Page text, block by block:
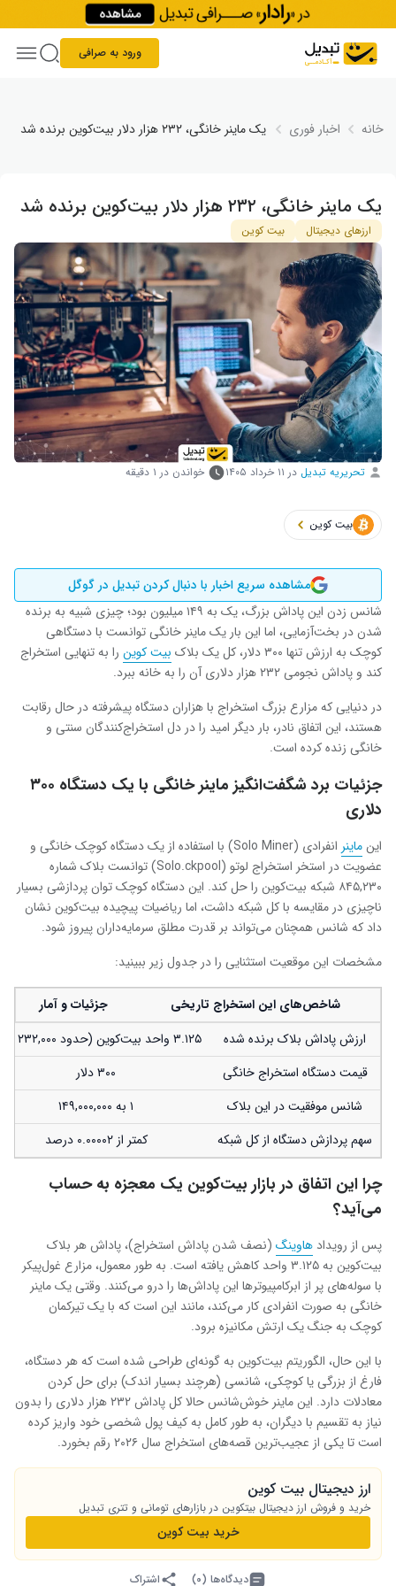
Skip to content
ورود به صرافی
خانه اخبار فوری یک ماینر خانگی، ۲۳۲ هزار دلار بیت‌کوین برنده شد
یک ماینر خانگی، ۲۳۲ هزار دلار بیت‌کوین برنده شد
ارزهای دیجیتال بیت کوین
تحریریه تبدیل در ۱۱ خرداد ۱۴۰۵ خواندن در ۱ دقیقه
بیت کوین
مشاهده سریع اخبار با دنبال کردن تبدیل در گوگل
شانس زدن این پاداش بزرگ، یک به ۱۴۹ میلیون بود؛ چیزی شبیه به برنده
شدن در بخت‌آزمایی، اما این بار یکماینر خانگی توانست با دستگاهی
کوچک به ارزش تنها ۳۰۰ دلار، کل یک بلاک
بیت‌ کوین را به تنهایی استخراج
کند و پاداش نجومی ۲۳۲ هزار دلاری آن را به خانه ببرد.
در دنیایی که مزارع بزرگ استخراج با هزاران دستگاه پیشرفته در حال رقابت
هستند، این اتفاق نادر، بار دیگر امید را در دل استخراج‌کنندگان سنتی و
خانگی زنده کرده است.
جزئیات برد شگفت‌انگیز ماینر
خانگی با یک دستگاه ۳۰۰
دلاری
اینماینر
انفرادی (Solo Miner) با استفاده از یک دستگاه کوچک خانگی و
عضویت در استخر استخراج لوتو (Solo.ckpool) توانست بلاک شماره
۸۴۵,۲۳۰ شبکه بیت‌کوین را حل کند. این دستگاه کوچک توان پردازشی بسیار
ناچیزی در مقایسه با کل شبکه داشت، اما ریاضیات پیچیده بیت‌کوین نشان
داد که شانس همچنان می‌تواند بر قدرت مطلق سرمایه‌داران پیروز شود.
مشخصات این موقعیت استثنایی را در جدول زیر ببینید:
شاخص‌های این استخراج تاریخی
جزئیات و آمار
ارزش پاداش بلاک برنده شده
۳.۱۲۵ واحد بیت‌کوین (حدود ۲۳۲,۰۰۰ دلار)
قیمت دستگاه استخراج خانگی
۳۰۰ دلار
شانس موفقیت در این بلاک
۱ به ۱۴۹,۰۰۰,۰۰۰
سهم پردازش دستگاه از کل شبکه
کمتر از ۰.۰۰۰۰۲ درصد
چرا این اتفاق در بازار بیت‌کوین یک معجزه به حساب
می‌آید؟
پس از رویداد هاوینگ (نصف شدن پاداش استخراج)، پاداش هر بلاک
بیت‌کوین به ۳.۱۲۵ واحد کاهش یافته است. به طور معمول، مزارع غول‌پیکر
با سوله‌های پر از ابرکامپیوترها این پاداش‌ها را درو می‌کنند. وقتی یکماینر
خانگی به صورت انفرادی کار می‌کند، مانند این است که با یک تیرکمان
کوچک به جنگ یک ارتش مکانیزه برود.
با این حال، الگوریتم بیت‌کوین به گونه‌ای طراحی شده است که هر دستگاه،
فارغ از بزرگی یا کوچکی، شانسی (هرچند بسیار اندک) برای حل کردن
معادلات دارد. اینماینر
خوش‌شانس حالا کل پاداش ۲۳۲ هزار دلاری را بدون
نیاز به تقسیم با دیگران، به طور کامل به کیف پول شخصی خود واریز کرده
است تا یکی از عجیب‌ترین قصه‌های استخراج سال ۲۰۲۶ رقم بخورد.
ارز دیجیتال بیت کوین
خرید و فروش ارز دیجیتال بیت‎کوین در بازارهای تومانی و تتری تبدیل
خرید بیت کوین
دیدگاه‌ها (۰) اشتراک